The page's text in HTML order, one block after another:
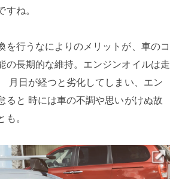
ね。
を行うなによりのメリットが、車のコ
の長期的な維持。エンジンオイルは走
月日が経つと劣化してしまい、エン
ると 時には車の不調や思いがけぬ故
。